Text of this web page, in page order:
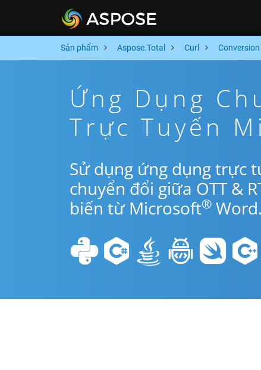
Sản phẩm Aspose.Total Curl Conversion
Ứng Dụng
Trực Tuyến
Sử dụng ứng dụng trực
chuyển đổi giữa OTT &
biến từ Microsoft® Word.